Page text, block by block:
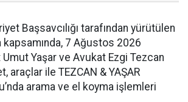
Başsavcılığı tarafından yürütülen
7 Ağustos 2026
Yaşar ve Avukat Ezgi Tezcan
araçlar ile TEZCAN & YAŞAR
arama ve el koyma işlemleri